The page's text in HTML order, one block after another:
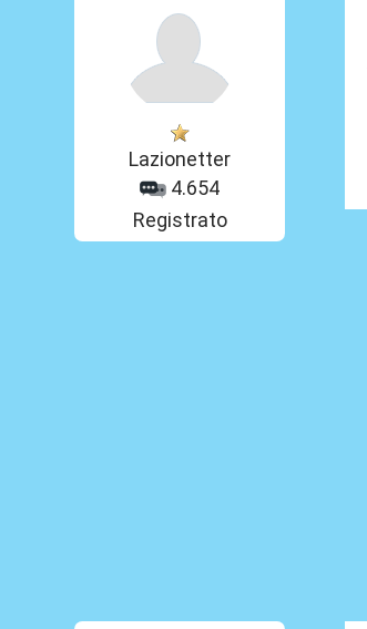
Lazionetter
4.654
Registrato